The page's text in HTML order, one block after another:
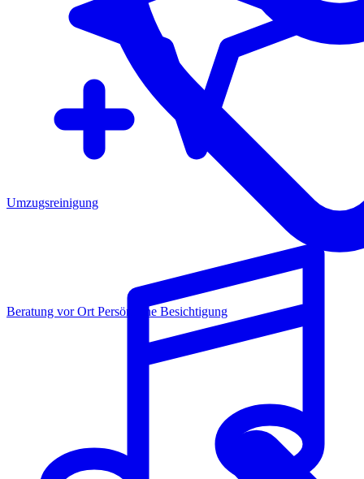
Beratung vor OrtPersönliche Besichtigung
Umzugsreinigung